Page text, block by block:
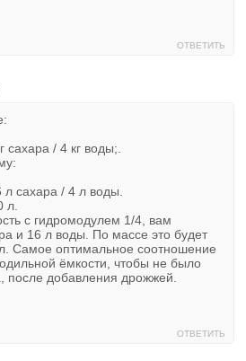
ОТВЕТИТЬ
сахара / 4 кг воды;.
сахара / 4 л воды.
л.
с гидромодулем 1/4, вам
и 16 л воды. По массе это будет
Самое оптимальное соотношение
ёмкости, чтобы не было
после добавления дрожжей.
ОТВЕТИТЬ